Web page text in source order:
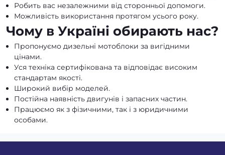
Робить вас незалежними від сторонньої допомоги.
Можливість використання протягом усього року.
Чому в Україні обирають нас?
Пропонуємо дизельні мотоблоки за вигідними
цінами.
Уся техніка сертифікована та відповідає високим
стандартам якості.
Широкий вибір моделей.
Постійна наявність двигунів і запасних частин.
Працюємо як з фізичними, так і з юридичними
особами.